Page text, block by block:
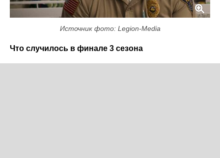
Источник фото: Legion-Media
Что случилось в финале 3 сезона